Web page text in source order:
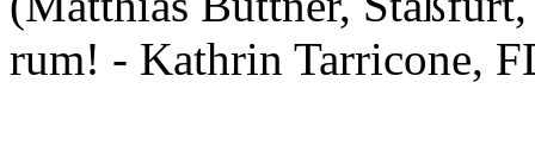
rum! - Kathrin Tarricone,